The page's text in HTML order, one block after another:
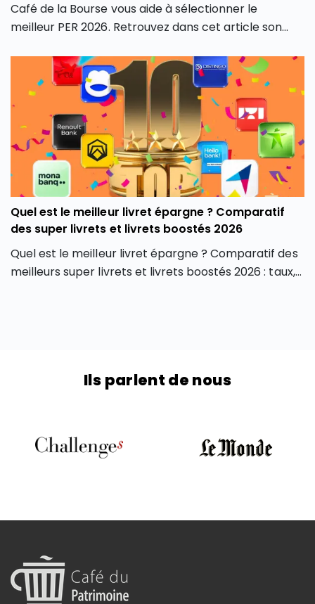
Café de la Bourse vous aide à sélectionner le
meilleur PER 2026. Retrouvez dans cet article son
fonction de différents critères, afin de contenter
tous les profils d’investisseurs.
Quel est le meilleur livret épargne ? Comparatif
des super livrets et livrets boostés 2026
Quel est le meilleur livret épargne ? Comparatif des
meilleurs super livrets et livrets boostés 2026 : taux,
Ils parlent de nous